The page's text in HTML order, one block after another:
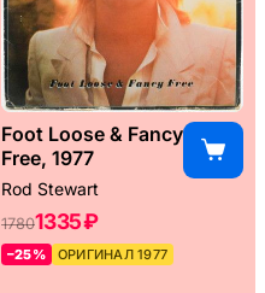
Foot Loose & Fancy
Free, 1977
Rod Stewart
17801335 ₽
–25% ОРИГИНАЛ 1977